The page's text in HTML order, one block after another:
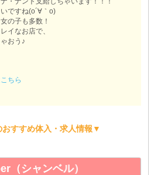
ですね(o´∀｀o)
の子も多数！
イなお店で、
おう♪
ちら
すすめ体入・求人情報▼
（シャンベル）